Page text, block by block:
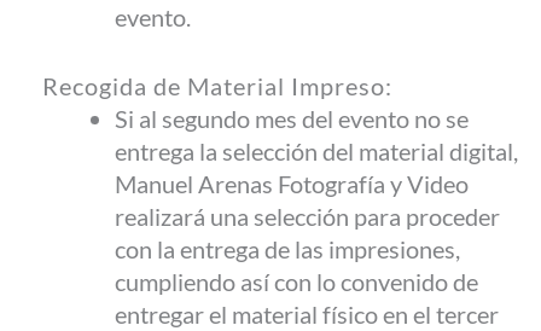
evento.
Recogida de Material Impreso:
Si al segundo mes del evento no se
entrega la selección del material digital,
Manuel Arenas Fotografía y Video
realizará una selección para proceder
con la entrega de las impresiones,
cumpliendo así con lo convenido de
entregar el material físico en el tercer